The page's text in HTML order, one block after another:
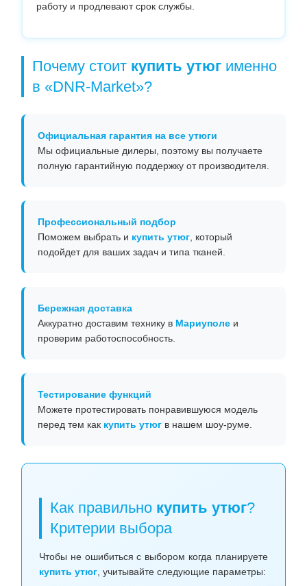
работу и продлевают срок службы.
Почему стоит купить утюг именно
в «DNR-Market»?
Официальная гарантия на все утюги
Мы официальные дилеры, поэтому вы получаете
полную гарантийную поддержку от производителя.
Профессиональный подбор
Поможем выбрать и купить утюг , который
подойдет для ваших задач и типа тканей.
Бережная доставка
Аккуратно доставим технику в Мариуполе и
проверим работоспособность.
Тестирование функций
Можете протестировать понравившуюся модель
перед тем как купить утюг в нашем шоу-руме.
Как правильно купить утюг?
Критерии выбора
Чтобы не ошибиться с выбором когда планируете
купить утюг , учитывайте следующие параметры: